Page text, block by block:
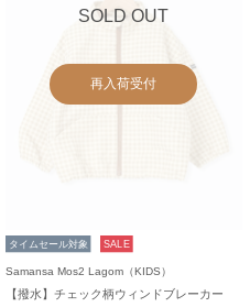
SOLD OUT
再入荷受付
タイムセール対象 SALE
Samansa Mos2 Lagom（KIDS）
【撥水】チェック柄ウィンドブレーカー